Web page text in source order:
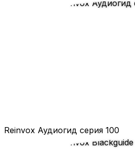
Reinvox Аудиогид серия 100